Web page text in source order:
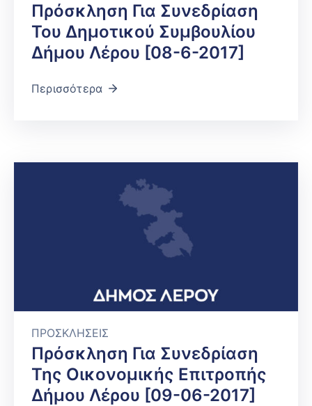
ΈργαΠρόσκληση Για Συνεδρίαση
Του Δημοτικού Συμβουλίου
Δήμου Λέρου [08-6-2017]
Περισσότερα
ΠΡΟΣΚΛΗΣΕΙΣ
Πρόσκληση Για Συνεδρίαση
Της Οικονομικής Επιτροπής
Δήμου Λέρου [09-06-2017]